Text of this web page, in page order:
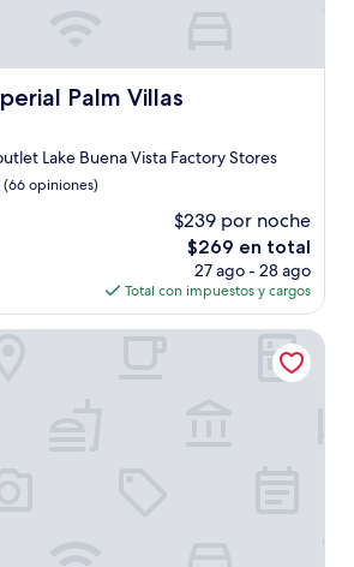
Palm Villas
Palm Villas
Lake Buena Vista Factory Stores
(66 opiniones)
$239 por noche
El
precio
actual
es
de
$269 en total
27 ago - 28 ago
Total con impuestos y cargos
Marriott Orlando Lake Buena Vista